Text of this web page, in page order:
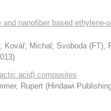
nanofiber based
; Kovář, Michal ; Svoboda (FT),
)
acid) composites
Rupert (Hindawi